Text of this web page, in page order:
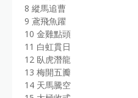
8 縱馬追曹
9 鳶飛魚躍
10 金雞點頭
11 白虹貫日
12 臥虎潛龍
13 梅開五瓣
14 天馬騰空